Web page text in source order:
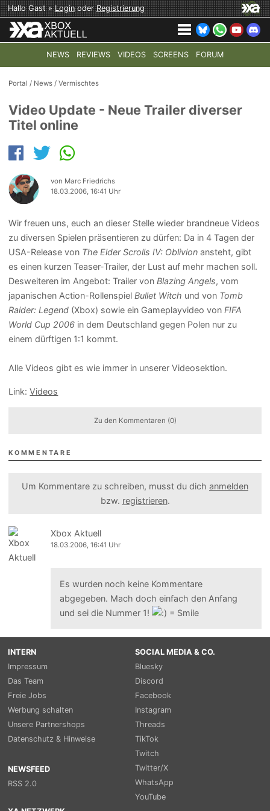
Hallo Gast »LoginoderRegistrierung
NEWS REVIEWS VIDEOS SCREENS FORUM
TOP-THEMEN: COD: MODERN WARFARE 4 HALO:
Portal / News /Vermischtes
Video Update - Neue Trailer diverser
Titel online
von Marc Friedrichs
18.03.2006, 16:41 Uhr
Wir freuen uns, euch an dieser Stelle wieder brandneue Videos
zu diversen Spielen präsentieren zu dürfen: Da in 4 Tagen der
USA-Release von The Elder Scrolls IV: Oblivion ansteht, gibt
es einen kurzen Teaser-Trailer, der Lust auf mehr machen soll.
Desweiteren im Angebot: Trailer von Blazing Angels, vom
japanischen Action-Rollenspiel Bullet Witch und von Tomb
Raider: Legend (Xbox) sowie ein Gameplayvideo von FIFA
World Cup 2006 in dem Deutschland gegen Polen nur zu
einem dürftigen 1:1 kommt.
Alle Videos gibt es wie immer in unserer Videosektion.
Link:Videos
Zu den Kommentaren (0)
KOMMENTARE
Um Kommentare zu schreiben, musst du dich anmelden
bzw. registrieren.
Xbox Aktuell
18.03.2006, 16:41 Uhr
Es wurden noch keine Kommentare
abgegeben. Mach doch einfach den Anfang
und sei die Nummer 1!
INTERN
Impressum
Das Team
Freie Jobs
Werbung schalten
Unsere Partnershops
Datenschutz & Hinweise
NEWSFEED
RSS 2.0
SOCIAL MEDIA & CO.
Bluesky
Discord
Facebook
Instagram
Threads
TikTok
Twitch
Twitter/X
WhatsApp
YouTube